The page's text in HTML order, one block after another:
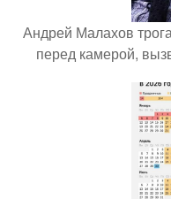
Андрей Малахов
перед камерой,